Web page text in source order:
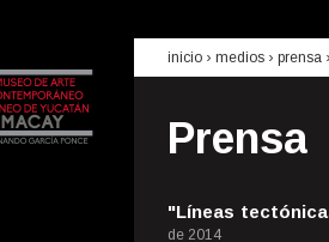
inicio › medios › prensa
Prensa
"Líneas
de 2014